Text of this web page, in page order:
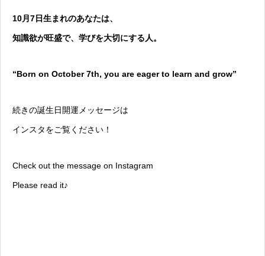
10月7日生まれのあなたは、
知識欲が旺盛で、学びを大切にする人。
“Born on October 7th, you are eager to learn and grow”
続きの誕生日開運メッセージは
インスタをご覧ください！
Check out the message on Instagram
Please read it♪